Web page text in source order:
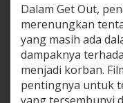
Dalam Get Out,
merenungkan
yang masih ada
dampaknya
menjadi korban.
pentingnya untuk